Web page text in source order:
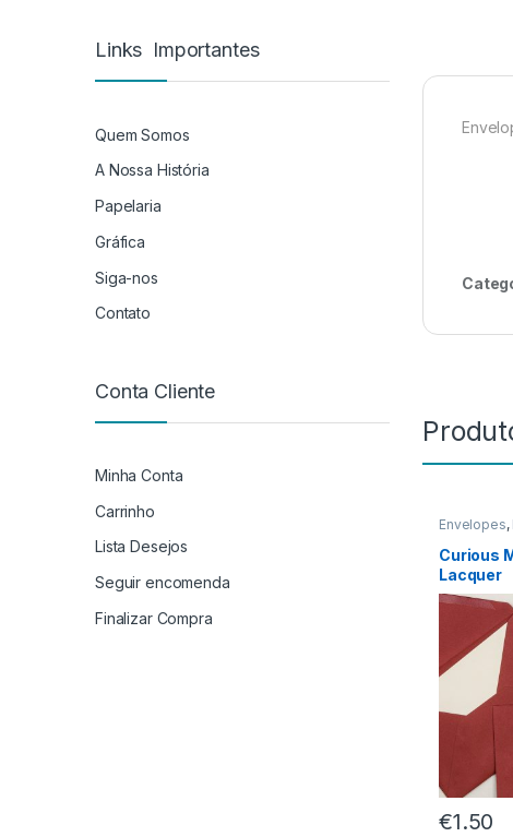
Envelopes,
Curious
Lacquer
€1.50
Links Importantes
Quem Somos
A Nossa História
Papelaria
Gráfica
Siga-nos
Contato
Conta Cliente
Minha Conta
Carrinho
Lista Desejos
Seguir encomenda
Finalizar Compra